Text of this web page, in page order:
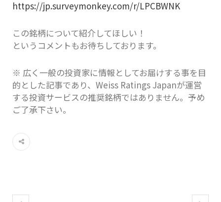
https://jp.surveymonkey.com/r/LPCBWNK
この銘柄について紹介してほしい！
というコメントもお待ちしております。
※ 広く一般の投資家に情報としてお届けする事を目
的とした記事であり、Weiss Ratings Japanが運営
する投資サービスの推奨銘柄ではありません。予め
ご了承下さい。